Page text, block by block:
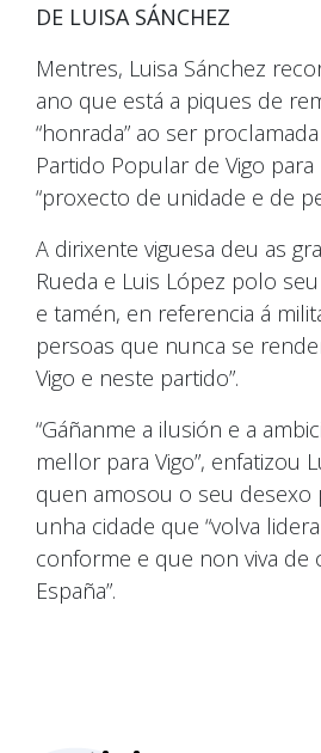
DE LUISA SÁNCHEZ
Mentres, Luisa Sánchez
ano que está a piques de
“honrada” ao ser
Partido Popular de Vigo
“proxecto de unidade e de
A dirixente viguesa deu as
Rueda e Luis López polo
e tamén, en referencia á
persoas que nunca se
Vigo e neste partido”.
“Gáñanme a ilusión e a
mellor para Vigo”, enfatizou
quen amosou o seu
unha cidade que “volva
conforme e que non viva de
España”.